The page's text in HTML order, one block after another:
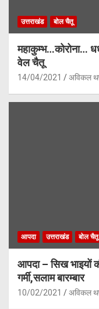
उत्तराखंड बोल चैतू
वेल चैतू
14/04/2021 अविकल
आपदा उत्तराखंड बोल चैतू
आपदा – सिख भाइयों
गर्मी,सलाम बारम्बार
10/02/2021 अविकल